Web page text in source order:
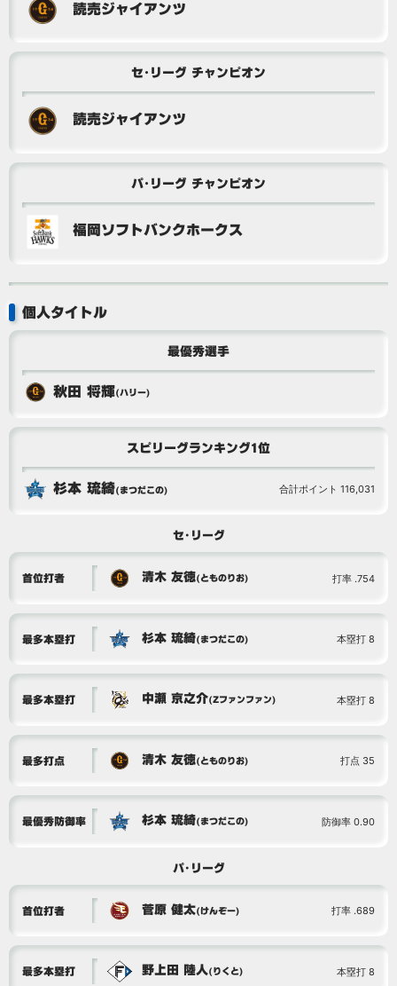
読売ジャイアンツ
セ･リーグ チャンピオン
読売ジャイアンツ
パ･リーグ チャンピオン
福岡ソフトバンクホークス
個人タイトル
最優秀選手
秋田 将輝(ハリー)
スピリーグランキング1位
杉本 琉綺(まつだこの) 合計ポイント 116,031
セ･リーグ
首位打者 清木 友徳(とものりお) 打率 .754
最多本塁打 杉本 琉綺(まつだこの) 本塁打 8
最多本塁打 中瀬 京之介(Zファンファン) 本塁打 8
最多打点 清木 友徳(とものりお) 打点 35
最優秀防御率 杉本 琉綺(まつだこの) 防御率 0.90
パ･リーグ
首位打者 菅原 健太(けんぞー) 打率 .689
最多本塁打 野上田 陸人(りくと) 本塁打 8